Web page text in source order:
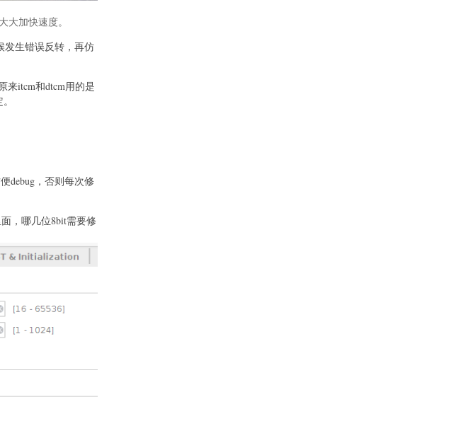
加快速度。
发生错误反转，再仿
来itcm和dtcm用的是
debug，否则每次修
，哪几位8bit需要修